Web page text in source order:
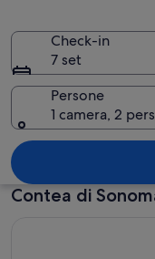
Sonoma
Check-in
7 set
Persone
1 camera, 2
Contea di